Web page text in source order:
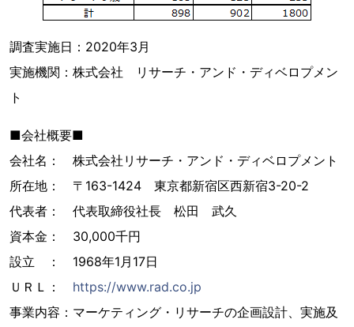
調査実施日：2020年3月
実施機関：株式会社 リサーチ・アンド・ディベロプメン
ト
■会社概要■
会社名： 株式会社リサーチ・アンド・ディベロプメント
所在地： 〒163-1424 東京都新宿区西新宿3-20-2
代表者： 代表取締役社長 松田 武久
資本金： 30,000千円
設立 ： 1968年1月17日
ＵＲＬ： https://www.rad.co.jp
事業内容：マーケティング・リサーチの企画設計、実施及